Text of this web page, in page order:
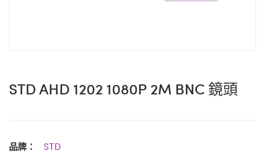
STD AHD 1202 1080P 2M BNC 鏡頭
品牌：
STD